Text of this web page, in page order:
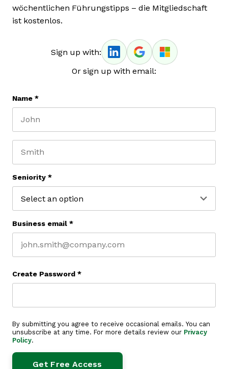
wöchentlichen Führungstipps – die Mitgliedschaft
ist kostenlos.
Sign up with:
Or sign up with email:
Name *
Seniority *
Business email *
Create Password *
By submitting you agree to receive occasional emails. You can
unsubscribe at any time. For more details review our Privacy
Policy.